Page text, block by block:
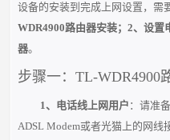
设备的安装到完成上网设置，需
WDR4900路由器安装；2、设置
器。
步骤一：TL-WDR4900
1、电话线上网用户 ：请准备
ADSL Modem或者光猫上的网线